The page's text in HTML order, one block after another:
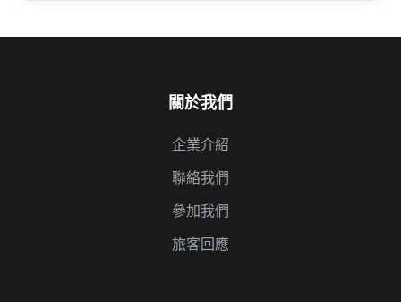
關於我們
企業介紹
聯絡我們
參加我們
旅客回應